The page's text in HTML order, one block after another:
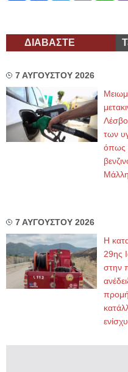
ΔΙΑΒΑΣΤΕ
7 ΑΥΓΟΥΣΤΟΥ 2026
των
όπως
7 ΑΥΓΟΥΣΤΟΥ 2026
Η
29ης
στην